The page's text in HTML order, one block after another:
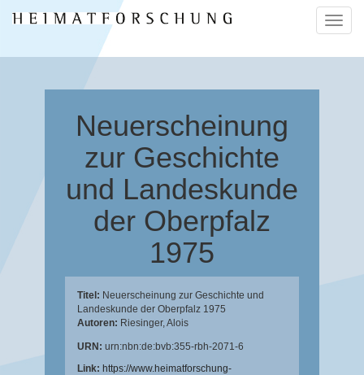
ein-/
Neuerscheinung
zur Geschichte
und Landeskunde
der Oberpfalz
1975
Titel: Neuerscheinung zur Geschichte und
Landeskunde der Oberpfalz 1975
Autoren: Riesinger, Alois
URN: urn:nbn:de:bvb:355-rbh-2071-6
Link: https://www.heimatforschung-